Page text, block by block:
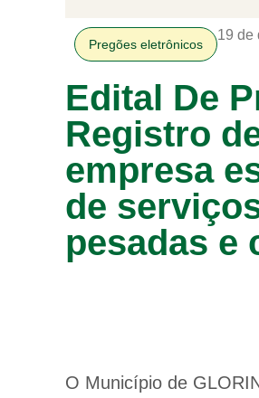
Pregões eletrônicos
19 de
Edital De
Registro
empresa
de
pesadas e
O Município de